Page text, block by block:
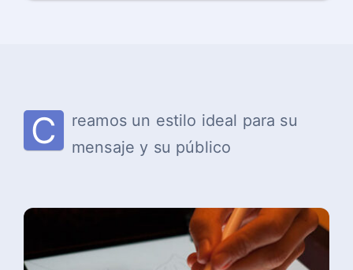
C
reamos un estilo ideal para su
mensaje y su público